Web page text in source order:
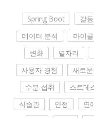
Spring Boot 갈등
데이터 분석
마이
변화
별자리
사용자 경험
새로
수분 섭취
스트레
식습관
안정 연